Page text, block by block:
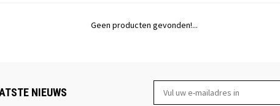
Geen producten gevonden!...
NIEUWS